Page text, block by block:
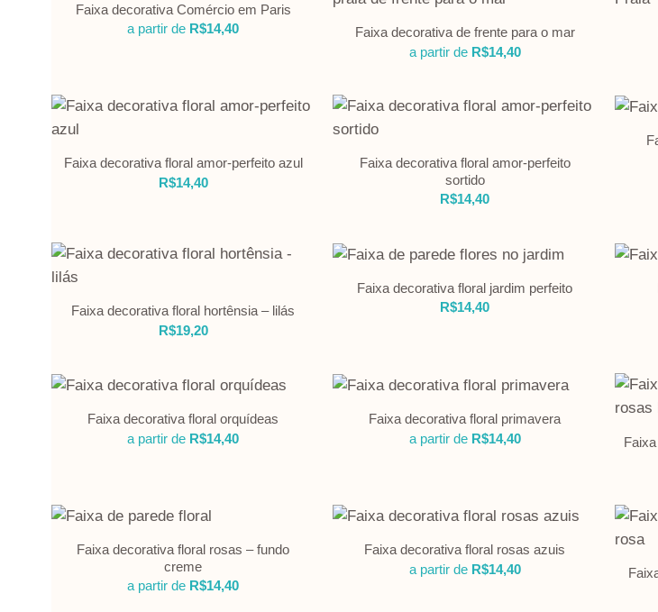
Faixa decorativa Comércio em Paris
a partir de R$14,40
Faixa decorativa de frente para o mar
a partir de R$14,40
Faixa decorativa floral amor-perfeito azul
R$14,40
Faixa decorativa floral amor-perfeito
sortido
R$14,40
Faixa decorativa floral hortênsia – lilás
R$19,20
Faixa decorativa floral jardim perfeito
R$14,40
Faixa decorativa floral orquídeas
a partir de R$14,40
Faixa decorativa floral primavera
a partir de R$14,40
Faixa decorativa floral rosas – fundo
creme
a partir de R$14,40
Faixa decorativa floral rosas azuis
a partir de R$14,40